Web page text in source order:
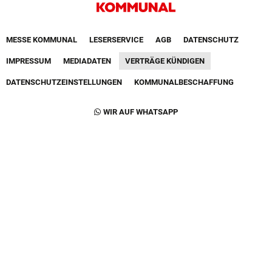
Footer First Navigation
MESSE KOMMUNAL LESERSERVICE AGB DATENSCHUTZ
IMPRESSUM MEDIADATEN VERTRÄGE KÜNDIGEN
DATENSCHUTZEINSTELLUNGEN KOMMUNALBESCHAFFUNG
Footer Second Navigation
WIR AUF WHATSAPP